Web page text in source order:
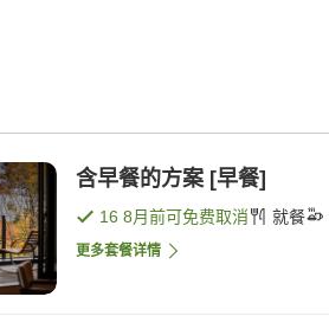
含早餐的方案 [早餐]
16 8月前可免费取消 就餐
更多套餐详情